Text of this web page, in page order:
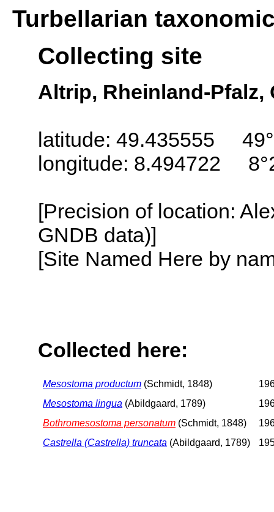
Turbellarian
Collecting site
Altrip, Rheinland-Pfalz,
latitude: 49.435555
longitude: 8.494722
[Precision of location:
GNDB data)]
[Site Named Here by
Collected here:
Mesostoma productum (Schmidt, 1848)
Mesostoma lingua (Abildgaard, 1789)
Bothromesostoma personatum (Schmidt, 1848)
Castrella (Castrella) truncata (Abildgaard, 1789)